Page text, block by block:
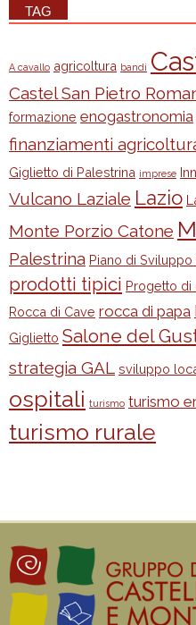
TAG
A cavallo agricoltura bandi
Castel San Pietro
formazione enogastronomia
finanziamenti
Giglietto di Palestrina imprese
Vulcano Laziale Lazio
Monte Porzio Catone
Palestrina Piano di
prodotti tipici Progetto
Rocca di Cave rocca di papa
Giglietto Salone del
strategia GAL sviluppo
ospitali turismo turismo
turismo rurale